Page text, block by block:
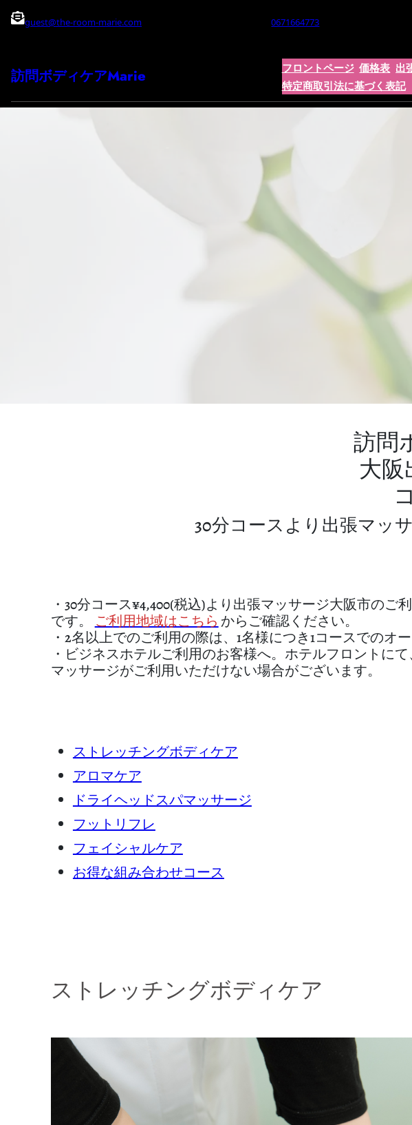
内
ス
キ
guest@the-room-marie.com 0671664773
訪問ボディケアMarie フロントページ 価格表 出
特定商取引法に基づく表記
訪問
大
30分コースより出張マッ
・30分コース¥4,400(税込)より出張マッサージ大阪市の
です。
ご利用地域はこちら からご確認ください。
・2名以上でのご利用の際は、1名様につき1コースでのオ
・ビジネスホテルご利用のお客様へ。ホテルフロントに
マッサージがご利用いただけない場合がございます。
ストレッチングボディケア
アロマケア
ドライヘッドスパマッサージ
フットリフレ
フェイシャルケア
お得な組み合わせコース
ストレッチングボディケア